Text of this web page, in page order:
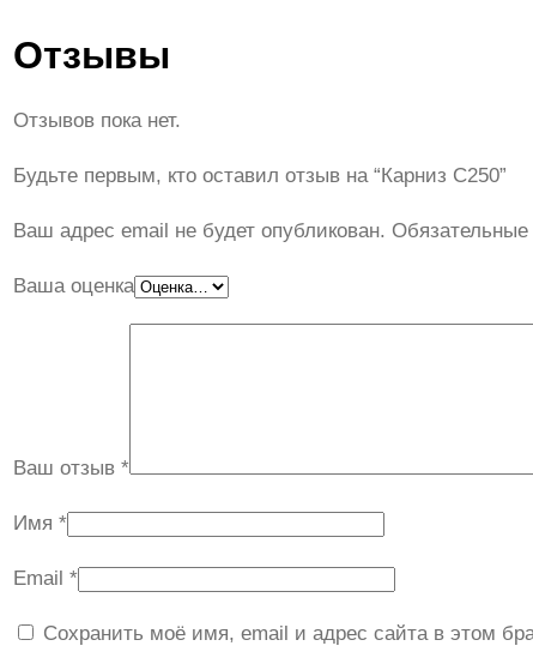
Отзывы
Отзывов пока нет.
Будьте первым, кто оставил отзыв на “Карниз C250”
Ваш адрес email не будет опубликован.
Ваша оценка
Ваш отзыв *
Имя *
Email *
Сохранить моё имя, email и адрес сайта в этом